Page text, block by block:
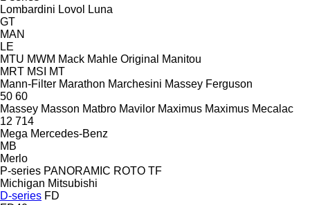
Lombardini Lovol
Luna
GT
MAN
LE
MTU MWM Mack Mahle Original
Manitou
MRT MSI
MT
Mann-Filter Marathon Marchesini Massey Ferguson
50 60
Massey Masson Matbro Mavilor Maximus Maximus Mecalac
12 714
Mega Mercedes-Benz
MB
Merlo
P-series PANORAMIC ROTO TF
Michigan Mitsubishi
D-series FD